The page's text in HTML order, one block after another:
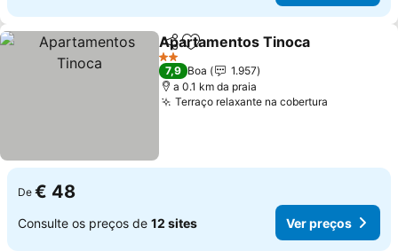
PartilharAdicionar aos favoritos
Apartamentos Tinoca
2 Estrelas
7,9 Boa
1.957
a 0.1 km da praia
Terraço relaxante na cobertura
De € 48
Consulte os preços de 12 sites Ver preços